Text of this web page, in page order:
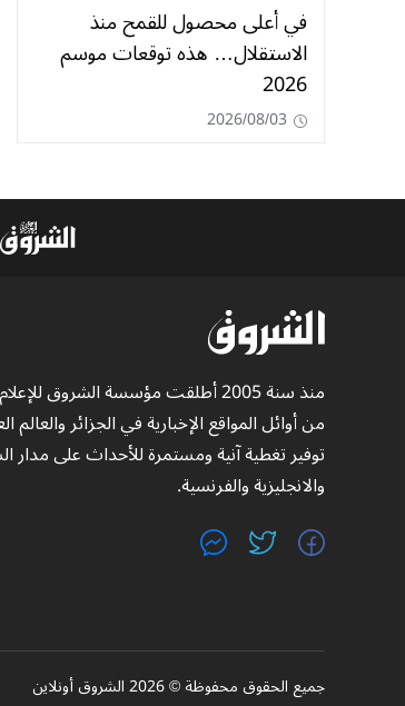
في أعلى محصول للقمح منذ
الاستقلال… هذه توقعات موسم
2026
2026/08/03
منذ سنة 2005 أطلقت مؤسسة الشروق
من أوائل المواقع الإخبارية في الجزائر
توفير تغطية آنية ومستمرة للأحداث على مدار
والانجليزية والفرنسية.
جميع الحقوق محفوظة © 2026 الشروق أونلاين